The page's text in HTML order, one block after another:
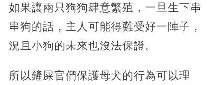
如果讓兩只狗狗肆意繁殖，一旦生下串
串狗的話，主人可能得難受好一陣子，
況且小狗的未來也沒法保證。
所以鏟屎官們保護母犬的行為可以理